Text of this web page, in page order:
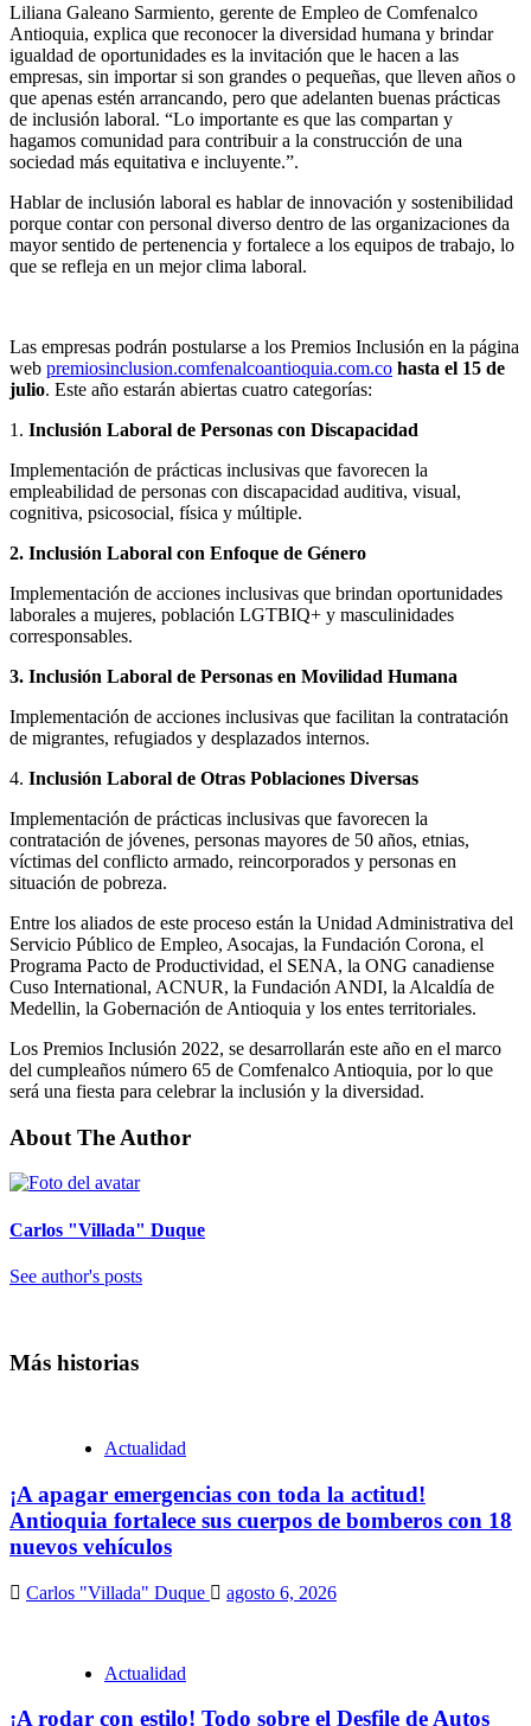
Liliana Galeano Sarmiento, gerente de Empleo de Comfenalco
Antioquia, explica que reconocer la diversidad humana y brindar
igualdad de oportunidades es la invitación que le hacen a las
empresas, sin importar si son grandes o pequeñas, que lleven años o
que apenas estén arrancando, pero que adelanten buenas prácticas
de inclusión laboral. “Lo importante es que las compartan y
hagamos comunidad para contribuir a la construcción de una
sociedad más equitativa e incluyente.”.
Hablar de inclusión laboral es hablar de innovación y sostenibilidad
porque contar con personal diverso dentro de las organizaciones da
mayor sentido de pertenencia y fortalece a los equipos de trabajo, lo
que se refleja en un mejor clima laboral.
Las empresas podrán postularse a los Premios Inclusión en la página
web premiosinclusion.comfenalcoantioquia.com.co hasta el 15 de
julio. Este año estarán abiertas cuatro categorías:
1. Inclusión Laboral de Personas con Discapacidad
Implementación de prácticas inclusivas que favorecen la
empleabilidad de personas con discapacidad auditiva, visual,
cognitiva, psicosocial, física y múltiple.
2. Inclusión Laboral con Enfoque de Género
Implementación de acciones inclusivas que brindan oportunidades
laborales a mujeres, población LGTBIQ+ y masculinidades
corresponsables.
3. Inclusión Laboral de Personas en Movilidad Humana
Implementación de acciones inclusivas que facilitan la contratación
de migrantes, refugiados y desplazados internos.
4. Inclusión Laboral de Otras Poblaciones Diversas
Implementación de prácticas inclusivas que favorecen la
contratación de jóvenes, personas mayores de 50 años, etnias,
víctimas del conflicto armado, reincorporados y personas en
situación de pobreza.
Entre los aliados de este proceso están la Unidad Administrativa del
Servicio Público de Empleo, Asocajas, la Fundación Corona, el
Programa Pacto de Productividad, el SENA, la ONG canadiense
Cuso International, ACNUR, la Fundación ANDI, la Alcaldía de
Medellin, la Gobernación de Antioquia y los entes territoriales.
Los Premios Inclusión 2022, se desarrollarán este año en el marco
del cumpleaños número 65 de Comfenalco Antioquia, por lo que
será una fiesta para celebrar la inclusión y la diversidad.
About The Author
Carlos "Villada" Duque
See author's posts
Más historias
Actualidad
¡A apagar emergencias con toda la actitud!
Antioquia fortalece sus cuerpos de bomberos con 18
nuevos vehículos
Carlos "Villada" Duque agosto 6, 2026
Actualidad
¡A rodar con estilo! Todo sobre el Desfile de Autos